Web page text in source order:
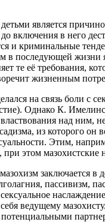
является
включения в него
и криминальные
в последующей жизни
те её требования,
жизненным
на связь боли с
Однако К.
властвования над
из ко­торого он
Этим,
этом
заключается
пассивизм,
ведущему